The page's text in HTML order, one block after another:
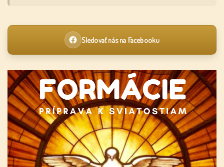
Sledovať nás na Facebooku